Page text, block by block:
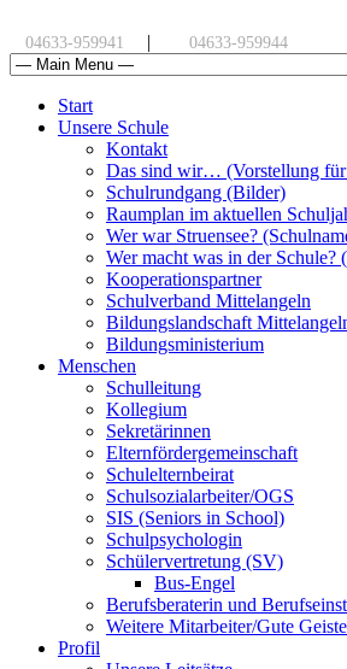
04633-959941 | 04633-959944
Start
Unsere Schule
Kontakt
Das sind wir… (Vorstellung für
Schulrundgang (Bilder)
Raumplan im aktuellen
Wer war Struensee?
Wer macht was in der Schule?
Kooperationspartner
Schulverband Mittelangeln
Bildungslandschaft
Bildungsministerium
Menschen
Schulleitung
Kollegium
Sekretärinnen
Elternfördergemeinschaft
Schulelternbeirat
Schulsozialarbeiter/OGS
SIS (Seniors in School)
Schulpsychologin
Schülervertretung (SV)
Bus-Engel
Berufsberaterin und
Weitere Mitarbeiter/Gute
Profil